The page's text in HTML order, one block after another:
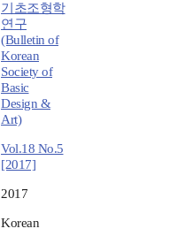
기초조형학
연구
(Bulletin of
Korean
Society of
Basic
Design &
Art)
Vol.18 No.5
[2017]
2017
Korean